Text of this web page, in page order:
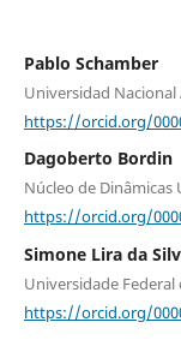
Pablo Schamber
Universidad
https://orcid.org/
Dagoberto Bordin
Núcleo de
https://orcid.org/
Simone Lira da
Universidade
https://orcid.org/